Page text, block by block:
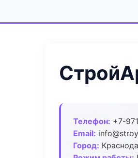
Телефон: +7-
Email:
Город: